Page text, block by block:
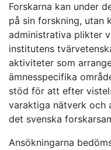
Forskarna kan under
på sin forskning, utan
administrativa plikter
institutens
aktiviteter som
ämnesspecifika
stöd för att efter
varaktiga nätverk och
det svenska
Ansökningarna